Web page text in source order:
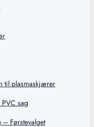
til plasmaskjærer
sag
Førstevalget